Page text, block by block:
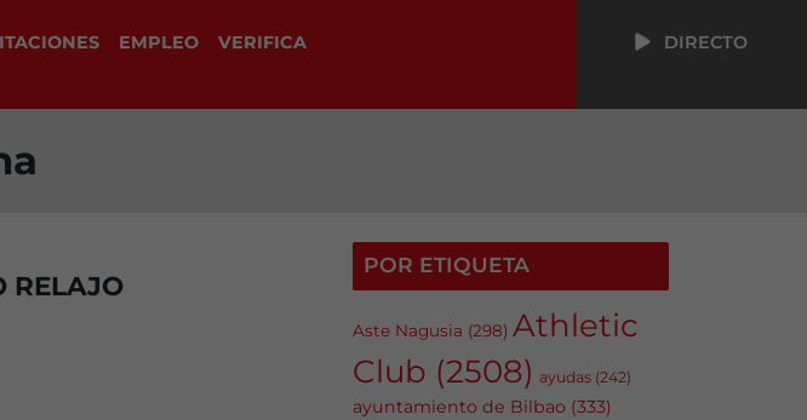
EMPLEO VERIFICA DIRECTO
RELAJO
POR ETIQUETA
Aste Nagusia (298) Athletic
Club (2508) ayudas (242)
ayuntamiento de Bilbao (333)